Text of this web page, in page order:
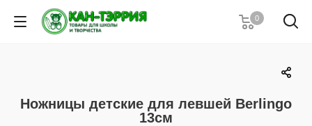
0
Ножницы детские для левшей Berlingo
13см